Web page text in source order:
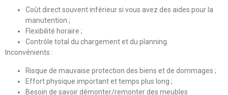
Coût direct souvent inférieur si vous avez des aides pour la
manutention ;
Flexibilité horaire ;
Contrôle total du chargement et du planning.
Inconvénients :
Risque de mauvaise protection des biens et de dommages ;
Effort physique important et temps plus long ;
Besoin de savoir démonter/remonter des meubles